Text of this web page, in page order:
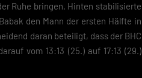
Ruhe bringen. Hinten stabilisierte
den Mann der ersten Hälfte in
daran beteiligt, dass der BHC
vom 13:13 (25.) auf 17:13 (29.)